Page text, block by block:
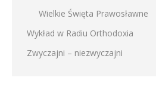
Wielkie Święta Prawosławne
Wykład w Radiu Orthodoxia
Zwyczajni – niezwyczajni